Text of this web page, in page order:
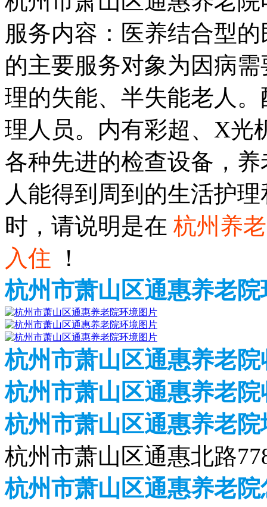
服务内容：医养结合型
的主要服务对象为因病
理的失能、半失能老人
理人员。内有彩超、X光
各种先进的检查设备，
人能得到周到的生活护
时，请说明是在 杭州养
入住 ！
杭州市萧山区通惠养老
杭州市萧山区通惠养老
杭州市萧山区通惠养老
杭州市萧山区通惠养老院
杭州市萧山区通惠北路
杭州市萧山区通惠养老